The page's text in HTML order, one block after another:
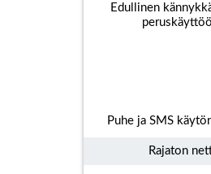
Edullinen
Puhe ja SMS
Rajaton